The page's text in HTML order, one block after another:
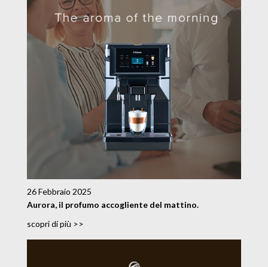
26 Febbraio 2025
Aurora, il profumo accogliente del mattino.
scopri di più >>